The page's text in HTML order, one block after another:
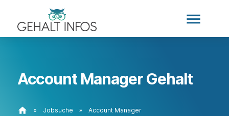
menu
Account Manager Gehalt
home » Jobsuche » Account Manager